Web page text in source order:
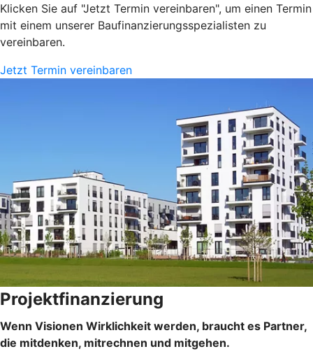
Klicken Sie auf "Jetzt Termin vereinbaren", um einen Termin
mit einem unserer Baufinanzierungsspezialisten zu
vereinbaren.
Jetzt Termin vereinbaren
Projektfinanzierung
Wenn Visionen Wirklichkeit werden, braucht es Partner,
die mitdenken, mitrechnen und mitgehen.